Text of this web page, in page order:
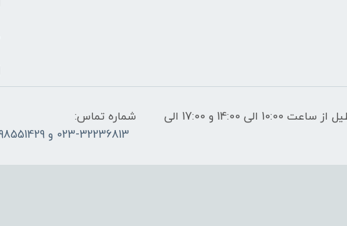
ساعات پاسخگویی: فقط روزهای غیر تعطیل از ساعت 10:00 الی 14:00 و 17:00 الی
شماره تماس:
023-32236813 و 09198551429